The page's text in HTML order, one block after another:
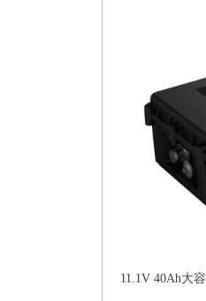
11.1V 40Ah大